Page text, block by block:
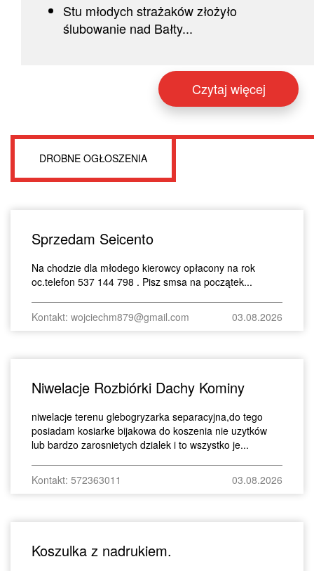
Stu młodych strażaków złożyło
ślubowanie nad Bałty...
Czytaj więcej
DROBNE OGŁOSZENIA
Sprzedam Seicento
Na chodzie dla młodego kierowcy opłacony na rok
oc.telefon 537 144 798 . Pisz smsa na początek...
Kontakt: wojciechm879@gmail.com 03.08.2026
Niwelacje Rozbiórki Dachy Kominy
niwelacje terenu glebogryzarka separacyjna,do tego
posiadam kosiarke bijakowa do koszenia nie uzytków
lub bardzo zarosnietych dzialek i to wszystko je...
Kontakt: 572363011 03.08.2026
Koszulka z nadrukiem.